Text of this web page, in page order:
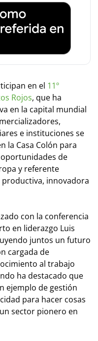
en el 11º
Rojos, que ha
en la capital mundial
e instituciones se
la Casa Colón para
de
y referente
innovadora
con la conferencia
en liderazgo Luis
juntos un futuro
cargada de
al trabajo
ha destacado que
ejemplo de gestión
para hacer cosas
sector pionero en